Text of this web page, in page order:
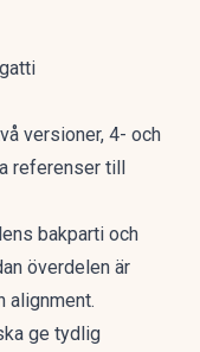
versioner, 4- och
referenser till
bakparti och
överdelen är
alignment.
ge tydlig